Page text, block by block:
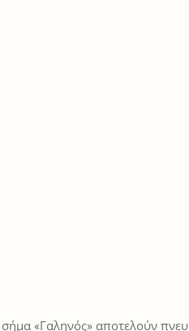
«Γαληνός» αποτελούν